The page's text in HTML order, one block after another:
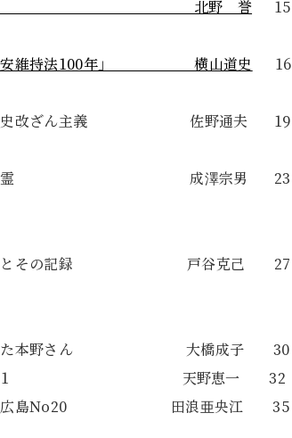
質司法」 北野 誉 15
治安維持法100年」 横山道史 16
す歴史改ざん主義 佐野通夫 19
政学の亡霊 成澤宗男 23
の歩みとその記録 戸谷克己 27
だった本野さん 大橋成子 30
検証No21 天野恵一 32
線の広島No20 田浪亜央江 35